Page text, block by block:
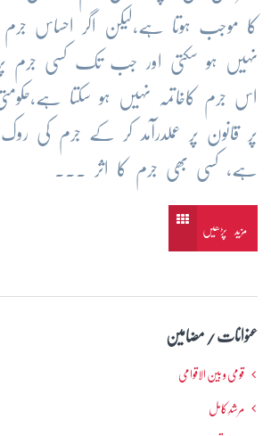
کا موجب ہوتا ہے،لیکن اگر احساس
نہیں ہو سکتی اور جب تک کسی جرم
اس جرم کاخاتمہ نہیں ہو سکتا
پر قانون پر عملدرآمد کر کے جرم کی
ہے، کسی بھی جرم کا اثر ...
مزید پڑھیں
عنوانات / مضامین
قومی و بین الاقوامی
مرشدِ کامل